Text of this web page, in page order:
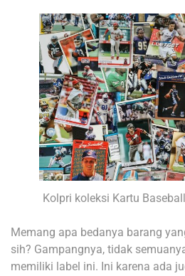
Kolpri koleksi Kartu
Memang apa bedanya barang
sih? Gampangnya, tidak
memiliki label ini. Ini karena ada